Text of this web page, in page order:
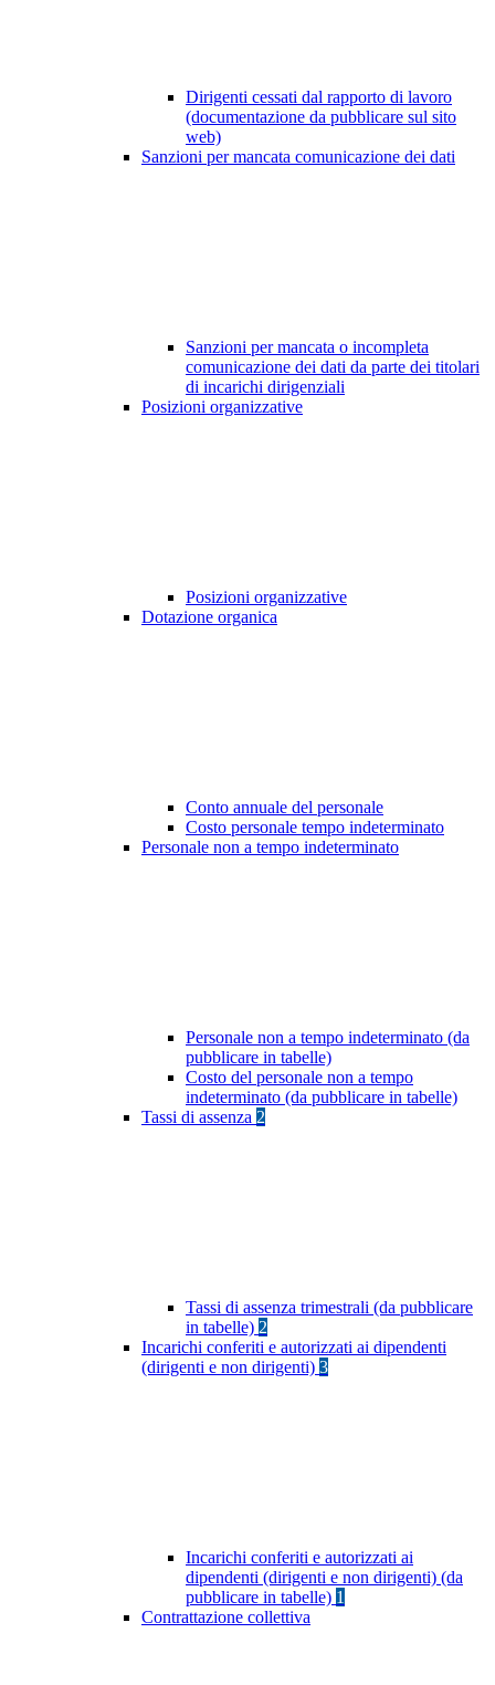
Dirigenti cessati dal rapporto di lavoro
(documentazione da pubblicare sul sito
web)
Sanzioni per mancata comunicazione dei dati
Sanzioni per mancata o incompleta
comunicazione dei dati da parte dei titolari
di incarichi dirigenziali
Posizioni organizzative
Posizioni organizzative
Dotazione organica
Conto annuale del personale
Costo personale tempo indeterminato
Personale non a tempo indeterminato
Personale non a tempo indeterminato (da
pubblicare in tabelle)
Costo del personale non a tempo
indeterminato (da pubblicare in tabelle)
Tassi di assenza 2
Tassi di assenza trimestrali (da pubblicare
in tabelle) 2
Incarichi conferiti e autorizzati ai dipendenti
(dirigenti e non dirigenti) 3
Incarichi conferiti e autorizzati ai
dipendenti (dirigenti e non dirigenti) (da
pubblicare in tabelle) 1
Contrattazione collettiva